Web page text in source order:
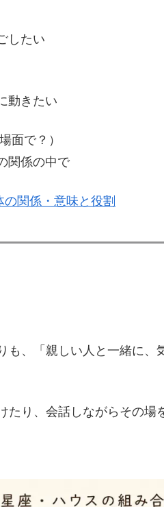
したい
動きたい
面で？）
関係の中で
関係・意味と役割
も、「親しい人と一緒に
たり、会話しながらその場